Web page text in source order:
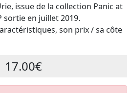
issue de la collection Panic at
sortie en juillet 2019.
son prix / sa côte
17.00€